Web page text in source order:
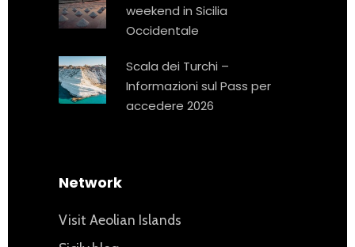
weekend in Sicilia
Occidentale
Scala dei Turchi –
Informazioni sul Pass per
accedere 2026
Network
Visit Aeolian Islands